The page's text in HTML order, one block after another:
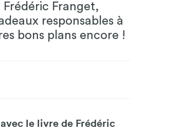
Franget,
responsables à
bons plans encore !
le livre de Frédéric